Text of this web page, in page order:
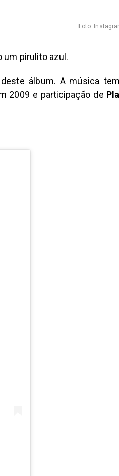
Foto:
um pirulito azul.
álbum. A música
2009 e participação de